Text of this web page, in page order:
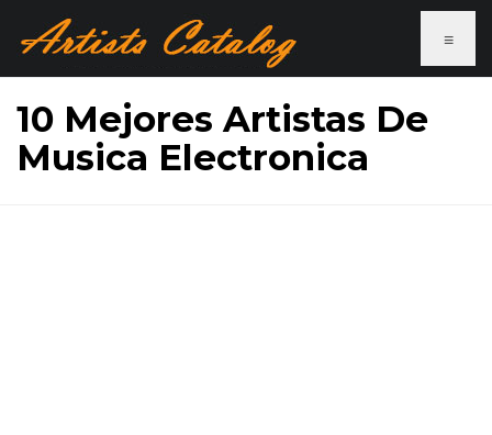
≡
10 Mejores Artistas De
Musica Electronica